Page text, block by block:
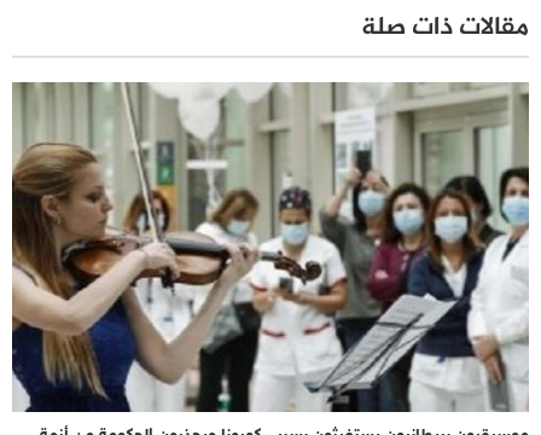
مقالات ذات صلة